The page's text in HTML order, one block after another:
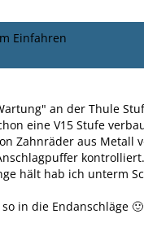
Einfahren
an der Thule
eine V15 Stufe
Zahnräder aus Metall
kontrolliert.
hält hab ich unterm
in die Endanschläge 🙂